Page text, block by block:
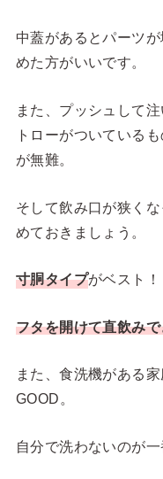
中蓋があるとパーツ
めた方がいいです。
また、プッシュして
トローがついている
が無難。
そして飲み口が狭く
めておきましょう。
寸胴タイプがベスト！
フタを開けて直飲み
また、食洗機がある
GOOD。
自分で洗わないのが